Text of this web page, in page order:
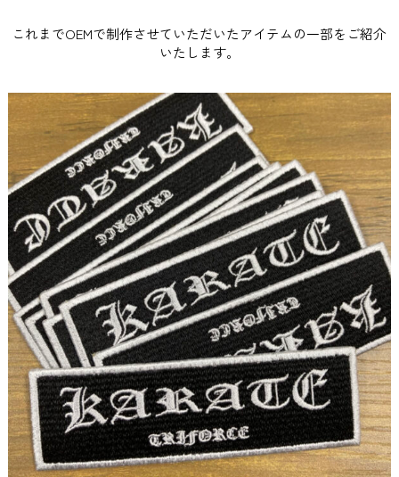
これまでOEMで制作させていただいたアイテムの一部をご紹介
いたします。